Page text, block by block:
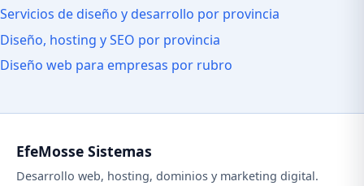
Servicios de diseño y desarrollo por provincia
Diseño, hosting y SEO por provincia
Diseño web para empresas por rubro
EfeMosse Sistemas
Desarrollo web, hosting, dominios y marketing digital.